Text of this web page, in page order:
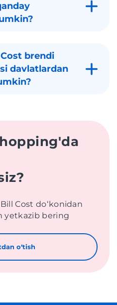
brendi
davlatlardan
Cost doʻkonidan
yetkazib bering
oʻtish